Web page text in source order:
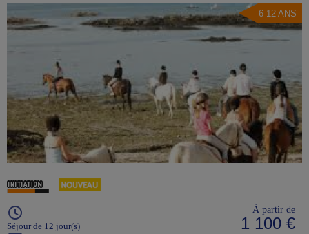
6-12 ANS
Séjour de 12 jour(s)
À partir de
1 100 €